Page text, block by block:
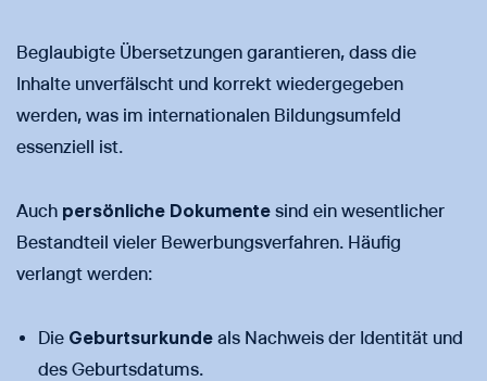
Beglaubigte Übersetzungen garantieren, dass die
Inhalte unverfälscht und korrekt wiedergegeben
werden, was im internationalen Bildungsumfeld
essenziell ist.
Auch persönliche Dokumente sind ein wesentlicher
Bestandteil vieler Bewerbungsverfahren. Häufig
verlangt werden:
Die Geburtsurkunde als Nachweis der Identität und
des Geburtsdatums.